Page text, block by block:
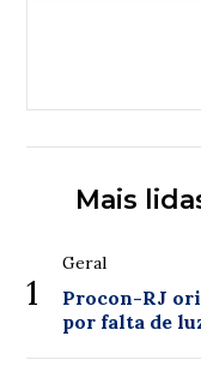
Mais
1
Geral
Procon-RJ
por falta de